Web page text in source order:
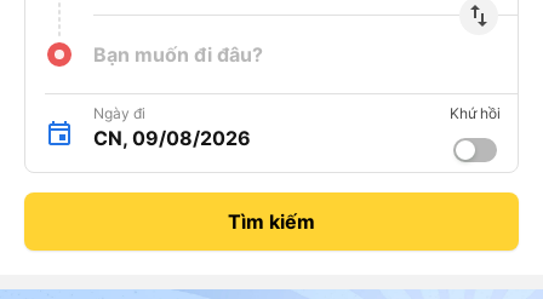
import_export
Bạn muốn đi đâu?
Ngày đi
CN, 09/08/2026
Khứ hồi
Tìm kiếm